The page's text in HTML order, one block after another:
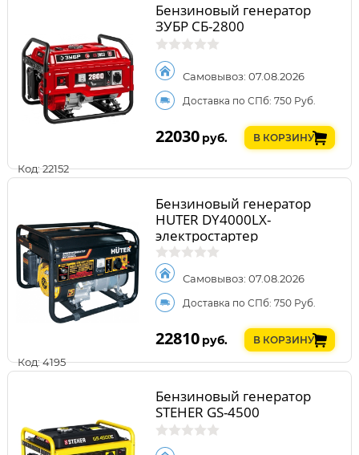
Код: 22152
Бензиновый генератор
ЗУБР СБ-2800
Самовывоз: 07.08.2026
Доставка по СПб: 750 Руб.
22030 руб. В КОРЗИНУ
Код: 4195
Бензиновый генератор
HUTER DY4000LX-
электростартер
Самовывоз: 07.08.2026
Доставка по СПб: 750 Руб.
22810 руб. В КОРЗИНУ
Бензиновый генератор
STEHER GS-4500